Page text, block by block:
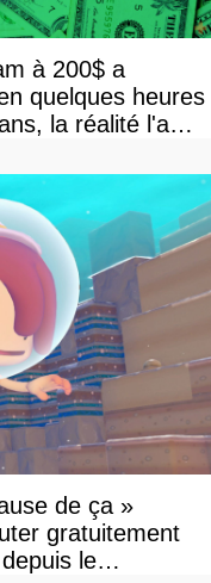
à 200$ a
quelques heures
la réalité l'a
de ça »
gratuitement
le